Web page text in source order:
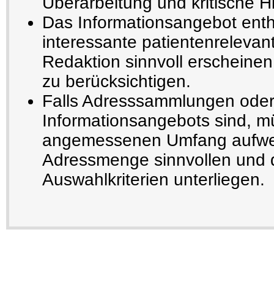
Das Informationsangebot
interessante
Redaktion sinnvoll
zu berücksichtigen.
Falls Adresssammlungen
Informationsangebots sind,
angemessenen Umfang
Adressmenge sinnvollen und
Auswahlkriterien unterliegen.